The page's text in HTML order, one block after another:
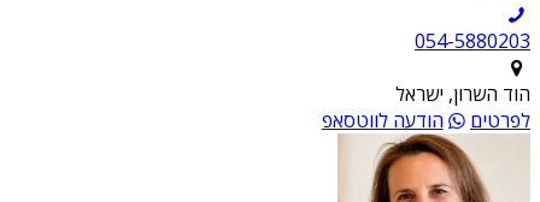
054-5880203
הוד השרון, ישראל
לפרטים
הודעה לווטסאפ